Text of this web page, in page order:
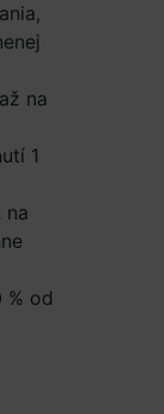
na
1
na
% od